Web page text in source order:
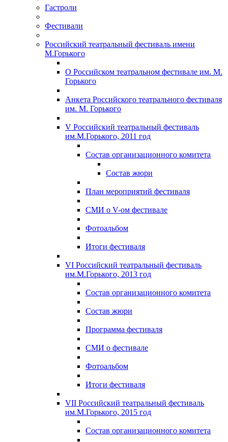
Гастроли
Фестивали
Российский театральный фестиваль имени
М.Горького
О Российском театральном фестивале им. М.
Горького
Анкета Российского театрального фестиваля
им. М. Горького
V Российский театральный фестиваль
им.М.Горького, 2011 год
Состав организационного комитета
Состав жюри
План мероприятий фестиваля
СМИ о V-ом фестивале
Фотоальбом
Итоги фестиваля
VI Российский театральный фестиваль
им.М.Горького, 2013 год
Состав организационного комитета
Состав жюри
Программа фестиваля
СМИ о фестивале
Фотоальбом
Итоги фестиваля
VII Российский театральный фестиваль
им.М.Горького, 2015 год
Состав организационного комитета